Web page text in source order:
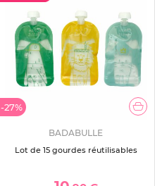
-27%
BADABULLE
Lot de 15 gourdes réutilisables